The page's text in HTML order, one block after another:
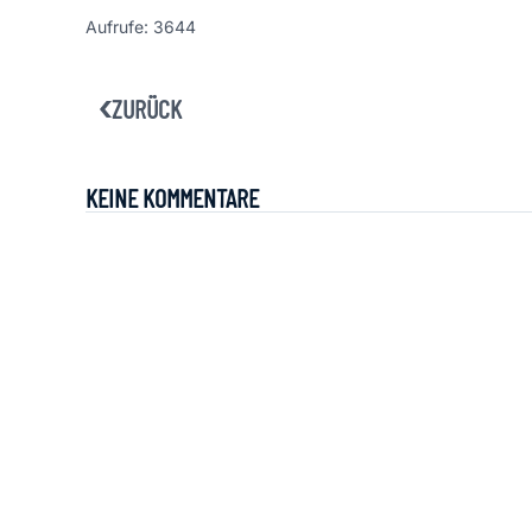
Aufrufe: 3644
ZURÜCK
KEINE KOMMENTARE